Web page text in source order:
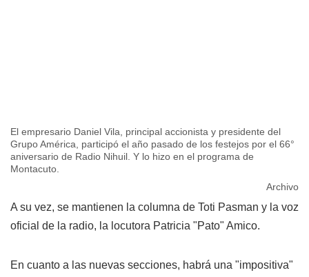
El empresario Daniel Vila, principal accionista y presidente del
Grupo América, participó el año pasado de los festejos por el 66°
aniversario de Radio Nihuil. Y lo hizo en el programa de
Montacuto.
Archivo
A su vez, se mantienen la columna de Toti Pasman y la voz
oficial de la radio, la locutora Patricia "Pato" Amico.
En cuanto a las nuevas secciones, habrá una "impositiva"